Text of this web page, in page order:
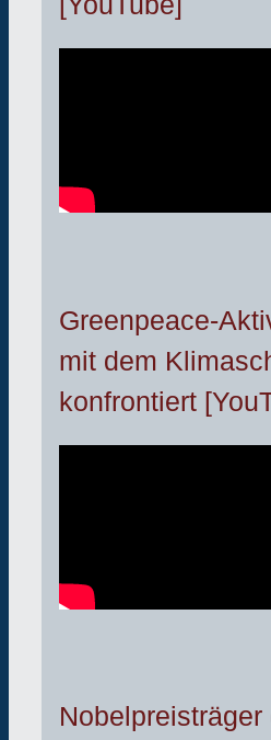
Greenpeace-
mit dem
konfrontiert